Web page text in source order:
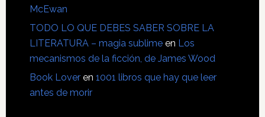
McEwan
TODO LO QUE DEBES SABER SOBRE LA
LITERATURA – magia sublimeen Los
mecanismos de la ficción, de James Wood
Book Loveren 1001 libros que hay que leer
antes de morir